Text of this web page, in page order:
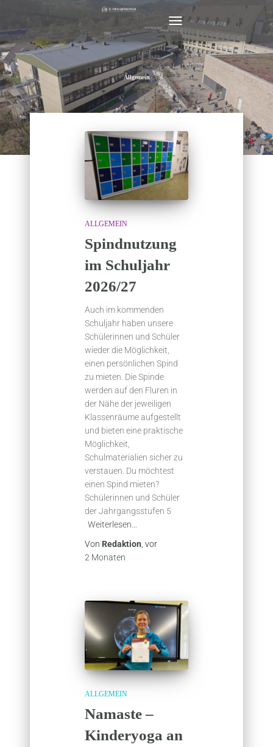
NAVIGATION
UMSCHALTEN
Allgemein
ALLGEMEIN
Spindnutzung
im Schuljahr
2026/27
Auch im kommenden
Schuljahr haben unsere
Schülerinnen und Schüler
wieder die Möglichkeit,
einen persönlichen Spind
zu mieten. Die Spinde
werden auf den Fluren in
der Nähe der jeweiligen
Klassenräume aufgestellt
und bieten eine praktische
Möglichkeit,
Schulmaterialien sicher zu
verstauen. Du möchtest
einen Spind mieten?
Schülerinnen und Schüler
der Jahrgangsstufen 5
Weiterlesen…
Von Redaktion, vor
2 Monaten
ALLGEMEIN
Namaste –
Kinderyoga an